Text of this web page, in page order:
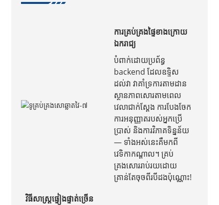
ការគ្រប់គ្រងផ្ទៃខាងក្រោយ
ឯករាជ្យ
បំពាក់ដោយប្រព័ន្ធ
backend ដែលឧទ្ទិស
ដល់វា វាគាំទ្រការតាមដាន
ស្ថានភាពសោរតាមពេល
វេលាជាក់ស្តែង ការបែងចែក
ការអនុញ្ញាតរបស់អ្នកប្រើ
ប្រាស់ និងការវិភាគទិន្នន័យ
— ទាំងអស់នេះគឺមកពី
វេទិកាកណ្តាល។ គ្រប់
គ្រងសោររាប់រយដោយ
គ្រាន់តែចុចពីរបីដងប៉ុណ្ណោះ!
វិធីសាស្ត្រផ្ទៀងផ្ទាត់ច្រើន